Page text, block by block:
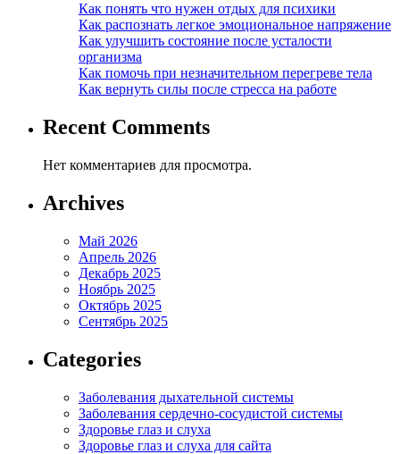
Как понять что нужен отдых для психики
Как распознать легкое эмоциональное напряжение
Как улучшить состояние после усталости
организма
Как помочь при незначительном перегреве тела
Как вернуть силы после стресса на работе
Recent Comments
Нет комментариев для просмотра.
Archives
Май 2026
Апрель 2026
Декабрь 2025
Ноябрь 2025
Октябрь 2025
Сентябрь 2025
Categories
Заболевания дыхательной системы
Заболевания сердечно-сосудистой системы
Здоровье глаз и слуха
Здоровье глаз и слуха для сайта